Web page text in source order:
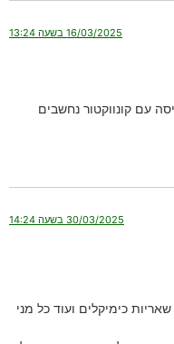
16/03/2025 בשעה 13:24
עם קונווקטור נחשבים
30/03/2025 בשעה 14:24
כימיקלים ועוד כל מני